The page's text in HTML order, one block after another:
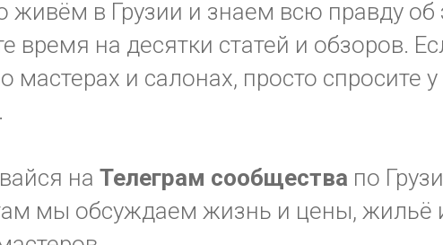
в Грузии и знаем всю правду об
время на десятки статей и обзоров.
мастерах и салонах, просто спросите
на Телеграм сообщества по
мы обсуждаем жизнь и цены, жильё